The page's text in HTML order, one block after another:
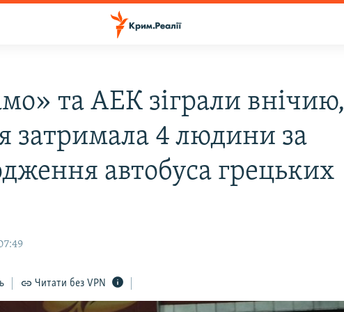
та АЕК зіграли внічию,
затримала 4 людини за
автобуса грецьких
Читати без VPN